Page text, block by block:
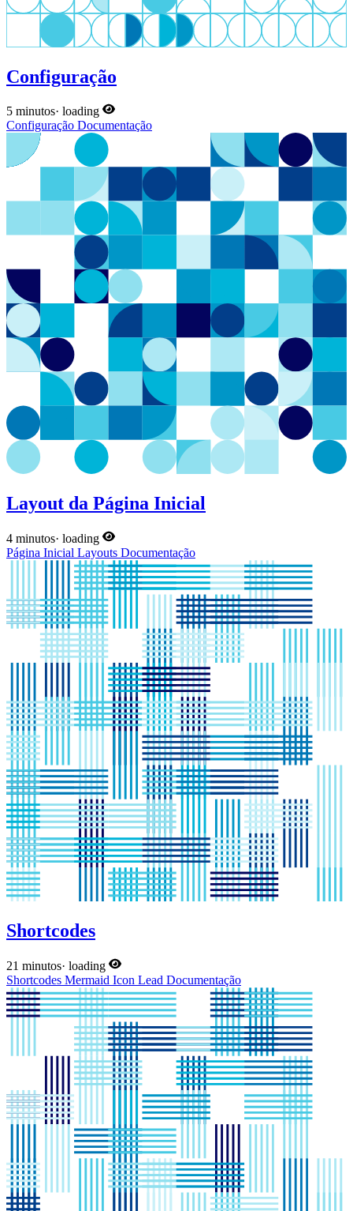
Configuração
5 minutos· loading
Configuração Documentação
Layout da Página Inicial
4 minutos· loading
Página Inicial Layouts Documentação
Shortcodes
21 minutos· loading
Shortcodes Mermaid Icon Lead Documentação